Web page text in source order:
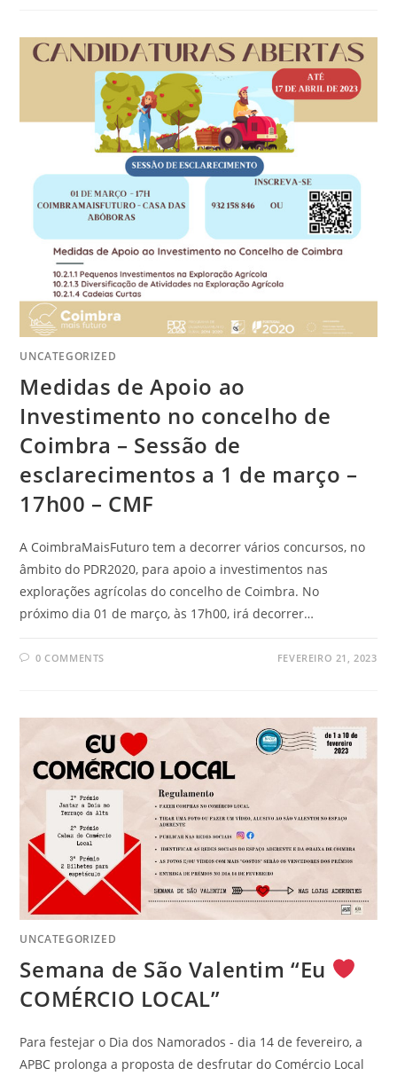
UNCATEGORIZED
Medidas de Apoio ao
Investimento no concelho de
Coimbra – Sessão de
esclarecimentos a 1 de março –
17h00 – CMF
A CoimbraMaisFuturo tem a decorrer vários concursos, no
âmbito do PDR2020, para apoio a investimentos nas
explorações agrícolas do concelho de Coimbra. No
próximo dia 01 de março, às 17h00, irá decorrer…
0 COMMENTS FEVEREIRO 21, 2023
UNCATEGORIZED
Semana de São Valentim “Eu
COMÉRCIO LOCAL”
Para festejar o Dia dos Namorados - dia 14 de fevereiro, a
APBC prolonga a proposta de desfrutar do Comércio Local